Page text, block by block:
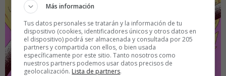
Más información
Tus datos personales se tratarán y la información de tu
dispositivo (cookies, identificadores únicos y otros datos en
el dispositivo) podrá ser almacenada y consultada por 205
partners y compartida con ellos, o bien usada
específicamente por este sitio. Tanto nosotros como
nuestros partners podemos usar datos precisos de
geolocalización. Lista de partners.